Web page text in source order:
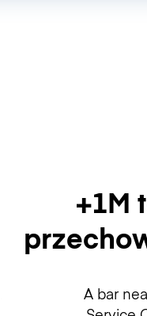
+1M
A bar